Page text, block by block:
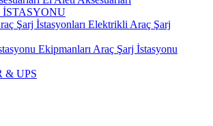
İSTASYONU
Elektrikli Araç Şarj
Araç Şarj İstasyonu
& UPS